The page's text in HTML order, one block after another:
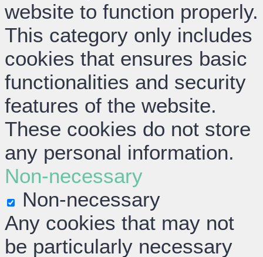
website to function properly.
This category only includes
cookies that ensures basic
functionalities and security
features of the website.
These cookies do not store
any personal information.
Non-necessary
Non-necessary
Any cookies that may not
be particularly necessary